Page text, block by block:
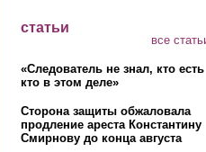
статьи
все
«Следователь не знал, кто есть
кто в этом деле»
Сторона защиты обжаловала
продление ареста Константину
Смирнову до конца августа